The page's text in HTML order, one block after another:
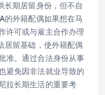
长期居留身份，但不自
的外籍配偶如果想在马
许可或与雇主合作办理
居留基础，使外籍配偶
准。通过合法身份从事
避免因非法就业导致的
拉长期生活的重要考